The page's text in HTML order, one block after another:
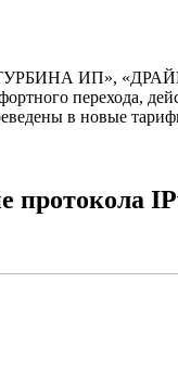
ИП», «ДРАЙВ
перехода,
в новые
протокола